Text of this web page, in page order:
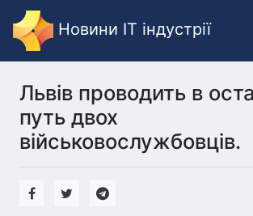
Новини IT індустрії
Львів проводить в
путь двох
військовослужбовців.